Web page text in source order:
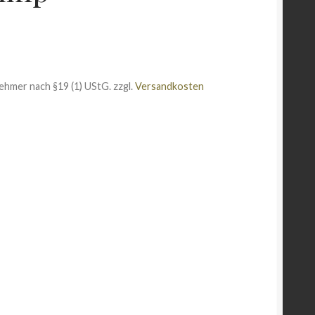
nach §19 (1) UStG. zzgl.Versandkosten